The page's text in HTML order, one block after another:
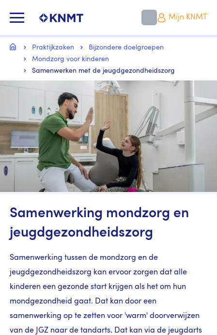
naar
inhoud
gaan
Mijn KNMT
Kruimelpad
HomePraktijkzaken
Bijzondere doelgroepen
Mondzorg voor kinderen
Samenwerken met de jeugdgezondheidszorg
Image
Samenwerking mondzorg en
jeugdgezondheidszorg
Samenwerking tussen de mondzorg en de
jeugdgezondheidszorg kan ervoor zorgen dat alle
kinderen een gezonde start krijgen als het om hun
mondgezondheid gaat. Dat kan door een
samenwerking op te zetten voor 'warm' doorverwijzen
van de JGZ naar de tandarts. Dat kan via de jeugdarts